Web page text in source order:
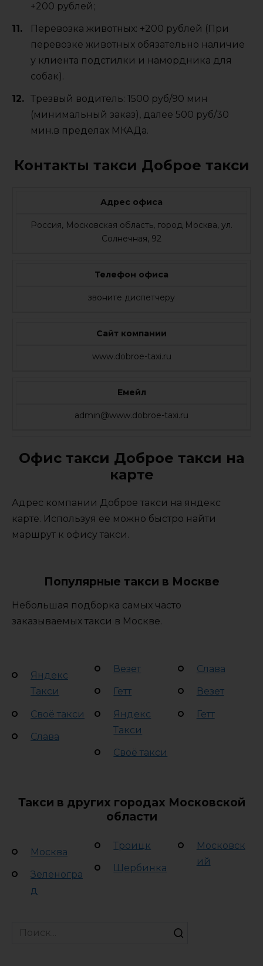
+200 рублей;
Перевозка животных: +200 рублей (При
перевозке животных обязательно наличие
у клиента подстилки и намордника для
собак).
Трезвый водитель: 1500 руб/90 мин
(минимальный заказ), далее 500 руб/30
мин.в пределах МКАДа.
Контакты такси Доброе такси
Адрес офиса
Россия, Московская область, город Москва, ул.
Солнечная, 92
Телефон офиса
звоните диспетчеру
Сайт компании
www.dobroe-taxi.ru
Емейл
admin@www.dobroe-taxi.ru
Офис такси Доброе такси на
карте
Адрес компании Доброе такси на яндекс
карте. Используя ее можно быстро найти
маршрут к офису такси.
Популярные такси в Москве
Небольшая подборка самых часто
заказываемых такси в Москве.
Яндекс
Такси
Своё такси
Слава
Везет
Гетт
Яндекс
Такси
Своё такси
Слава
Везет
Гетт
Такси в других городах Московской
области
Москва
Зеленогра
д
Троицк
Щербинка
Московск
ий
Search